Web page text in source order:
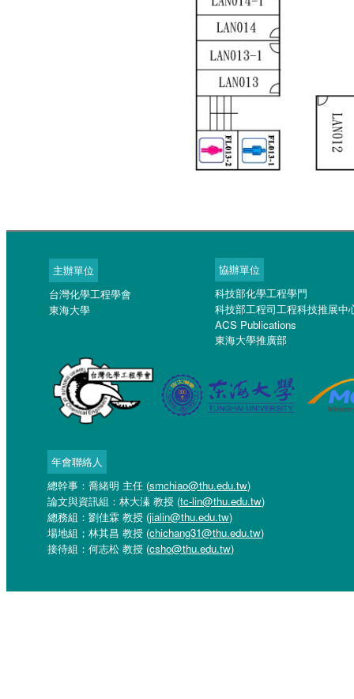
主辦單位
台灣化學工程學會
東海大學
協辦單位
科技部化學工程學門
科技部工程司工程科技推展中
ACS Publications
東海大學推廣部
年會聯絡人
總幹事：喬緒明 主任 (smchiao@thu.edu.tw)
論文與資訊組：林大溱 教授 (tc-lin@thu.edu.tw)
總務組：劉佳霖 教授 (jialin@thu.edu.tw)
場地組；林其昌 教授 (chichang31@thu.edu.tw)
接待組：何志松 教授 (csho@thu.edu.tw)